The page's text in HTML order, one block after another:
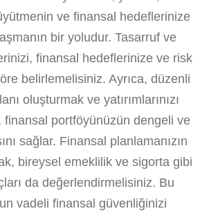
ve finansal hedeflerinize
bir yoludur. Tasarruf ve
finansal hedeflerinize ve risk
belirlemelisiniz. Ayrıca, düzenli
oluşturmak ve yatırımlarınızı
finansal portföyünüzün dengeli ve
sağlar. Finansal planlamanızın
bireysel emeklilik ve sigorta gibi
da değerlendirmelisiniz. Bu
vadeli finansal güvenliğinizi